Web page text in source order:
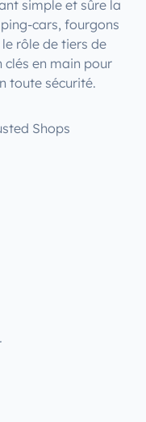
simple et sûre la
cars, fourgons
rôle de tiers de
en main pour
toute sécurité.
Shops